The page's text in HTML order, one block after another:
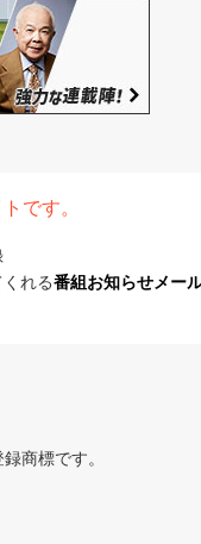
です。
れる番組お知らせメー
商標です。